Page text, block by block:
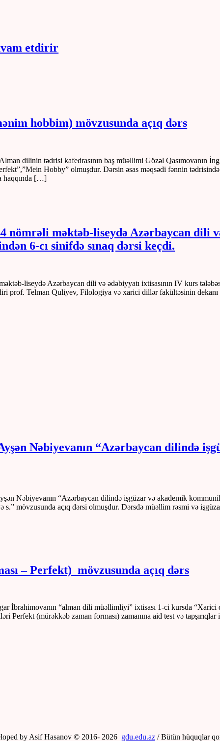
etdirir
hobbim) mövzusunda açıq dərs
dilinin tədrisi kafedrasının baş müəllimi Gözəl Qasımovanın
Hobby” olmuşdur. Dərsin əsas məqsədi fənnin
haqqında […]
nömrəli məktəb-liseydə Azərbaycan dili
6-cı sinifdə sınaq dərsi keçdi.
liseydə Azərbaycan dili və ədəbiyyatı ixtisasının IV kurs
prof. Telman Quliyev, Filologiya və xarici dillər fakültəsinin
Nəbiyevanın “Azərbaycan dilində
Nəbiyevanın “Azərbaycan dilində işgüzar və akademik
mövzusunda açıq dərsi olmuşdur. Dərsdə müəllim rəsmi və
– Perfekt) mövzusunda açıq dərs
İbrahimovanın “alman dili müəllimliyi” ixtisası 1-ci kursda
Perfekt (mürəkkəb zaman forması) zamanına aid test və
by Asif Hasanov © 2016- 2026 gdu.edu.az / Bütün hüquqlar